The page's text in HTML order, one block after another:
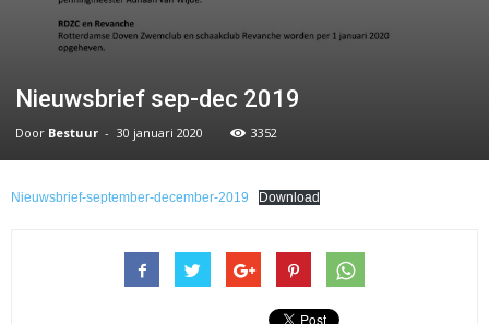
Nieuwsbrief sep-dec 2019
Door Bestuur - 30 januari 2020 3352
Nieuwsbrief-september-december-2019 Download